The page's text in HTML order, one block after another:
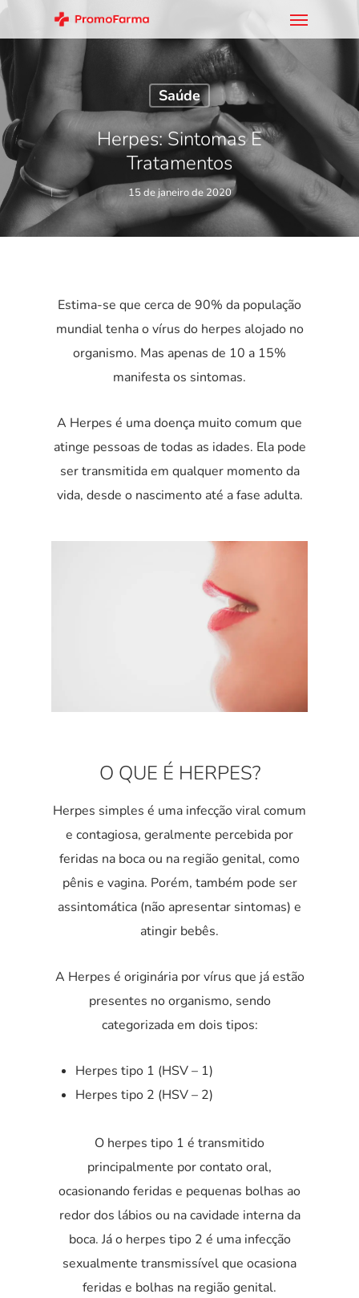
Saúde
Herpes: Sintomas E
Tratamentos
15 de janeiro de 2020
Estima-se que cerca de 90% da população
mundial tenha o vírus do herpes alojado no
organismo. Mas apenas de 10 a 15%
manifesta os sintomas.
A Herpes é uma doença muito comum que
atinge pessoas de todas as idades. Ela pode
ser transmitida em qualquer momento da
vida, desde o nascimento até a fase adulta.
O QUE É HERPES?
Herpes simples é uma infecção viral comum
e contagiosa, geralmente percebida por
feridas na boca ou na região genital, como
pênis e vagina. Porém, também pode ser
assintomática (não apresentar sintomas) e
atingir bebês.
A Herpes é originária por vírus que já estão
presentes no organismo, sendo
categorizada em dois tipos:
Herpes tipo 1 (HSV – 1)
Herpes tipo 2 (HSV – 2)
O herpes tipo 1 é transmitido
principalmente por contato oral,
ocasionando feridas e pequenas bolhas ao
redor dos lábios ou na cavidade interna da
boca. Já o herpes tipo 2 é uma infecção
sexualmente transmissível que ocasiona
feridas e bolhas na região genital.